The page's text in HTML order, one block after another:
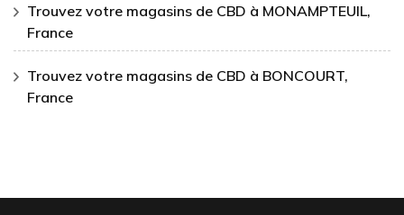
Trouvez votre magasins de CBD à MONAMPTEUIL,
France
Trouvez votre magasins de CBD à BONCOURT,
France